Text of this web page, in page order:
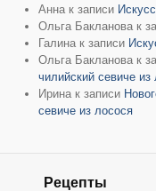
Анна к записи
Ольга Бакланова к
Галина к записи
Ольга Бакланова к
чилийский севиче из
Ирина к записи
севиче из лосося
Рецепты